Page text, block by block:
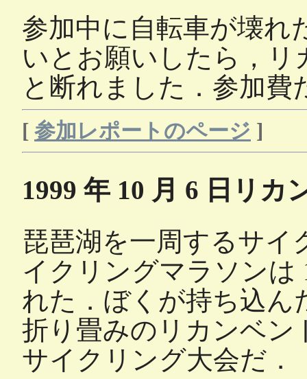
参加中に自転車が壊れ
いとお願いしたら，
と断れました．参加
[ 参加レポートのページ ]
1999 年 10 月 6 日 リカ
琵琶湖を一周するサイ
イクリングマラソンは
れた．ぼくが持ち込ん
折り畳みのリカンベン
サイクリング大会だ．